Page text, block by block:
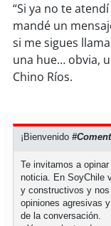
“Si ya no te
mandé un
si me sigues
una hue… obvia,
Chino Ríos.
¡Bienvenido
Te invitamos a
noticia. En SoyChile
y constructivos y
opiniones agresivas
de la conversación.